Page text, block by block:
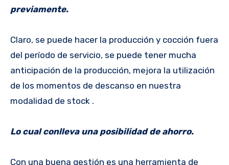
previamente.
Claro, se puede hacer la producción y cocción fuera
del período de servicio, se puede tener mucha
anticipación de la producción, mejora la utilización
de los momentos de descanso en nuestra
modalidad de stock .
Lo cual conlleva una posibilidad de ahorro.
Con una buena gestión es una herramienta de